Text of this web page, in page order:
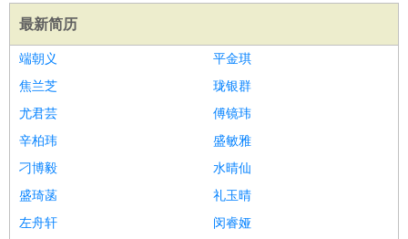
最新简历
端朝义
平金琪
焦兰芝
珑银群
尤君芸
傅镜玮
辛柏玮
盛敏雅
刁博毅
水晴仙
盛琦菡
礼玉晴
左舟轩
闵睿娅